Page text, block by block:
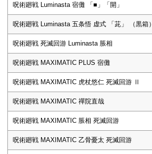
呪術廻戦 Luminasta 宿儺 「■」「開」
呪術廻戦 Luminasta 五条悟 虚式 「茈」 （黒箱）
呪術廻戦 死滅回游 Luminasta 脹相
呪術廻戦 MAXIMATIC PLUS 宿儺
呪術廻戦 MAXIMATIC 虎杖悠仁 死滅回游 Ⅱ
呪術廻戦 MAXIMATIC 禪院直哉
呪術廻戦 MAXIMATIC 脹相 死滅回游
呪術廻戦 MAXIMATIC 乙骨憂太 死滅回游